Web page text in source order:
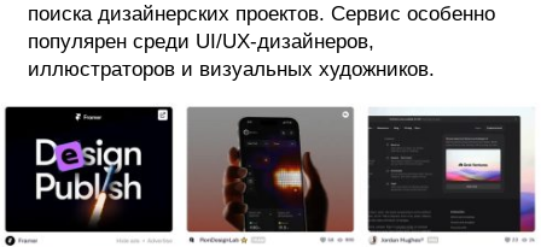
поиска дизайнерских проектов. Сервис особенно
популярен среди UI/UX-дизайнеров,
иллюстраторов и визуальных художников.